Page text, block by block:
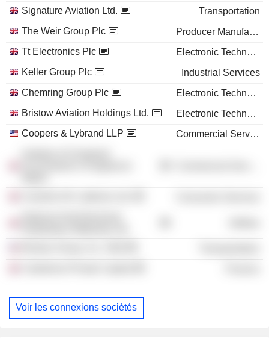
Signature Aviation Ltd.
Transportation
The Weir Group Plc
Producer Manufacturing
Tt Electronics Plc
Electronic Technology
Keller Group Plc
Industrial Services
Chemring Group Plc
Electronic Technology
Bristow Aviation Holdings Ltd.
Electronic Technology
Coopers & Lybrand LLP
Commercial Services
Voir les connexions sociétés